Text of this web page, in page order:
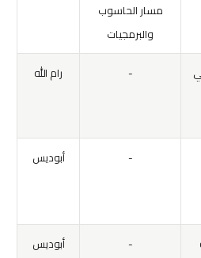
مسار الحاسوب
والبرمجيات
- رام الله
- أبوديس
-
أبوديس